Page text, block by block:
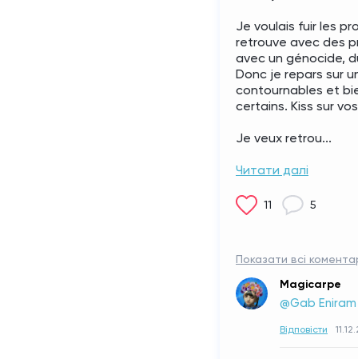
Je voulais fuir les
retrouve avec des
avec un génocide,
Donc je repars sur
contournables et
certains. Kiss sur
Je veux retrou...
Читати далі
11 5
Показати всі
Magicarpe
@Gab Eniram
Відповісти